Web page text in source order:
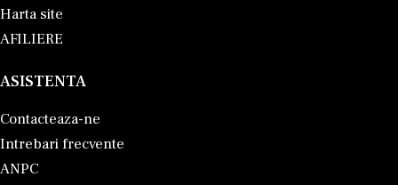
Harta site
AFILIERE
ASISTENTA
Contacteaza-ne
Intrebari frecvente
ANPC